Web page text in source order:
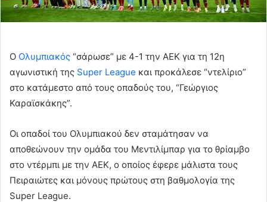
Ο Ολυμπιακός “σάρωσε” με 4-1 την ΑΕΚ για τη 12η
αγωνιστική της Super League και προκάλεσε “ντελίριο”
στο κατάμεστο από τους οπαδούς του, “Γεώργιος
Καραϊσκάκης”.
Οι οπαδοί του Ολυμπιακού δεν σταμάτησαν να
αποθεώνουν την ομάδα του Μεντιλίμπαρ για το θρίαμβο
στο ντέρμπι με την ΑΕΚ, ο οποίος έφερε μάλιστα τους
Πειραιώτες και μόνους πρώτους στη βαθμολογία της
Super League.